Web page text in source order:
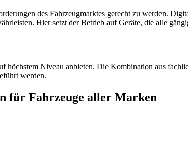
des Fahrzeugmarktes gerecht zu werden.
Hier setzt der Betrieb auf Geräte, die alle
Niveau anbieten. Die Kombination aus
werden.
für Fahrzeuge aller Marken